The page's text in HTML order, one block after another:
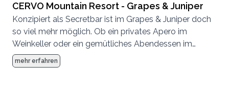
CERVO Mountain Resort - Grapes & Juniper
Konzipiert als Secretbar ist im Grapes & Juniper doch
so viel mehr möglich. Ob ein privates Apero im
Weinkeller oder ein gemütliches Abendessen im
kleinen Rahmen, hier fühlt sich jeder wohl.
mehr erfahren